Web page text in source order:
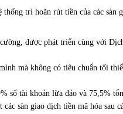
trì hoãn rút tiền của các
được phát triển cùng với
mà không có tiêu chuẩn tối
tài khoản lừa đảo và 75,5%
sàn giao dịch tiền mã hóa